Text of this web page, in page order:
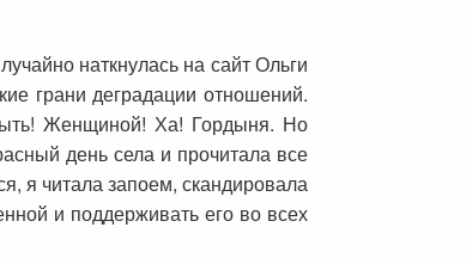
наткнулась на сайт Ольги
грани деградации отношений.
Женщиной! Ха! Гордыня. Но
день села и прочитала все
я читала запоем, скандировала
и поддерживать его во всех